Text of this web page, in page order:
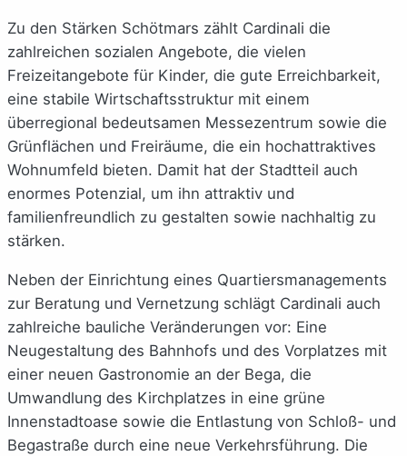
Zu den Stärken Schötmars zählt Cardinali die
zahlreichen sozialen Angebote, die vielen
Freizeitangebote für Kinder, die gute Erreichbarkeit,
eine stabile Wirtschaftsstruktur mit einem
überregional bedeutsamen Messezentrum sowie die
Grünflächen und Freiräume, die ein hochattraktives
Wohnumfeld bieten. Damit hat der Stadtteil auch
enormes Potenzial, um ihn attraktiv und
familienfreundlich zu gestalten sowie nachhaltig zu
stärken.
Neben der Einrichtung eines Quartiersmanagements
zur Beratung und Vernetzung schlägt Cardinali auch
zahlreiche bauliche Veränderungen vor: Eine
Neugestaltung des Bahnhofs und des Vorplatzes mit
einer neuen Gastronomie an der Bega, die
Umwandlung des Kirchplatzes in eine grüne
Innenstadtoase sowie die Entlastung von Schloß- und
Begastraße durch eine neue Verkehrsführung. Die